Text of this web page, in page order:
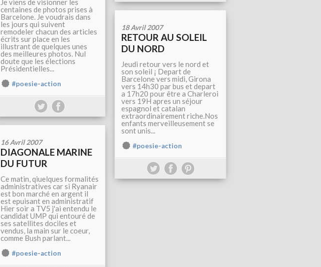
Je viens de visionner les
centaines de photos prises à
Barcelone. Je voudrais dans
les jours qui suivent
remodeler chacun des articles
écrits sur place en les
illustrant de quelques unes
des meilleures photos. Nul
doute que les élections
Présidentielles...
#poesie-action
18 Avril 2007
RETOUR AU SOLEIL
DU NORD
Jeudi retour vers le nord et
son soleil ¡ Depart de
Barcelone vers midi, Girona
vers 14h30 par bus et depart
a 17h20 pour être a Charleroi
vers 19H apres un séjour
espagnol et catalan
extraordinairement riche.Nos
enfants merveilleusement se
sont unis...
#poesie-action
16 Avril 2007
DIAGONALE MARINE
DU FUTUR
Ce matin, qiuelques formalités
administratives car si Ryanair
est bon marché en argent il
est epuisant en administratif
Hier soir a TV5 j'ai entendu le
candidat UMP qui entouré de
ses satellites dociles et
vendus, la main sur le coeur,
comme Bush parlant...
#poesie-action